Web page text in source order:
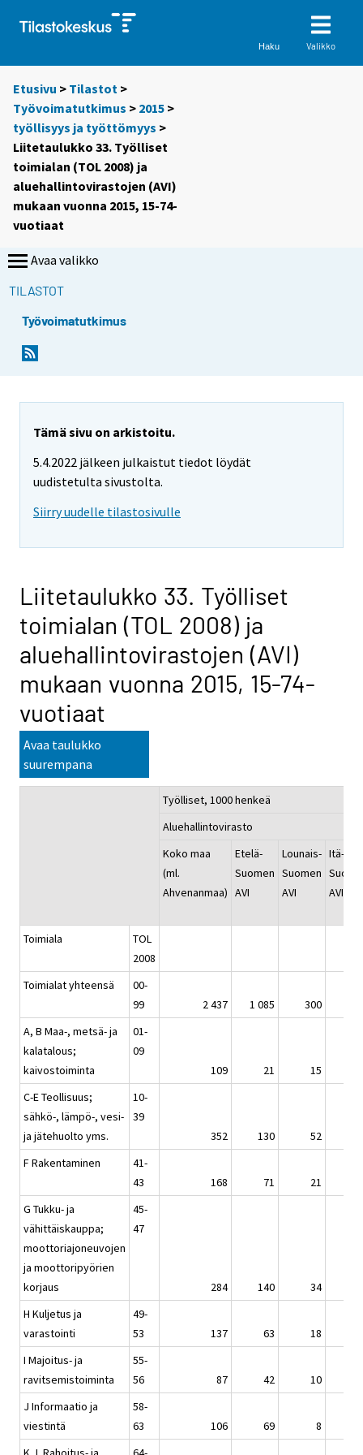
Haku Valikko
Etusivu > Tilastot >
Työvoimatutkimus > 2015 >
työllisyys ja työttömyys >
Liitetaulukko 33. Työlliset
toimialan (TOL 2008) ja
aluehallintovirastojen (AVI)
mukaan vuonna 2015, 15-74-
vuotiaat
Avaa valikko
TILASTOT
Työvoimatutkimus
Tämä sivu on arkistoitu.
5.4.2022 jälkeen julkaistut tiedot löydät
uudistetulta sivustolta.
Siirry uudelle tilastosivulle
Liitetaulukko 33. Työlliset
toimialan (TOL 2008) ja
aluehallintovirastojen (AVI)
mukaan vuonna 2015, 15-74-
vuotiaat
Avaa taulukko
suurempana
Työlliset, 1000 henkeä
Aluehallintovirasto
Koko maa
(ml.
Ahvenanmaa)
Etelä-
Suomen
AVI
Lounais-
Suomen
AVI
Itä-
AVI
Toimiala
TOL
2008
Toimialat yhteensä
00-
99
2 437 1 085 300
A, B Maa-, metsä- ja
kalatalous;
kaivostoiminta
01-
09
109
21 15
C-E Teollisuus;
sähkö-, lämpö-, vesi-
ja jätehuolto yms.
10-
39
352
130 52
F Rakentaminen
41-
43
168 71 21
G Tukku- ja
vähittäiskauppa;
moottoriajoneuvojen
ja moottoripyörien
korjaus
45-
47
284 140 34
H Kuljetus ja
varastointi
49-
53
137 63 18
I Majoitus- ja
ravitsemistoiminta
55-
56
87 42
10
J Informaatio ja
viestintä
58-
63
106 69
8